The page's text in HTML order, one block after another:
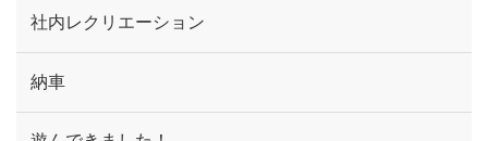
社内レクリエーション
納車